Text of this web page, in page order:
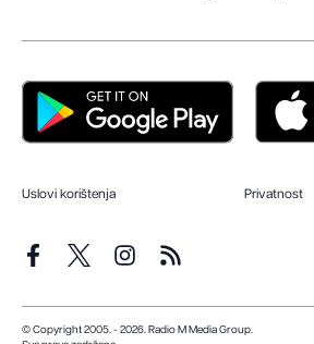
Uslovi korištenja Privatnost
© Copyright 2005. - 2026. Radio M Media Group.